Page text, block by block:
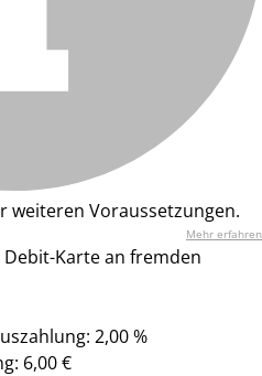
weiteren Voraussetzungen.
Mehr erfahren
Karte an fremden
2,00 %
6,00 €